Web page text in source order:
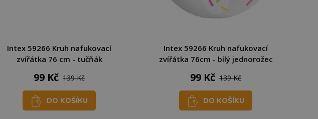
Intex 59266 Kruh nafukovací
zvířátka 76 cm - tučňák
99 Kč 139 Kč
DO KOŠÍKU
Intex 59266 Kruh nafukovací
zvířátka 76cm - bílý jednorožec
99 Kč 139 Kč
DO KOŠÍKU